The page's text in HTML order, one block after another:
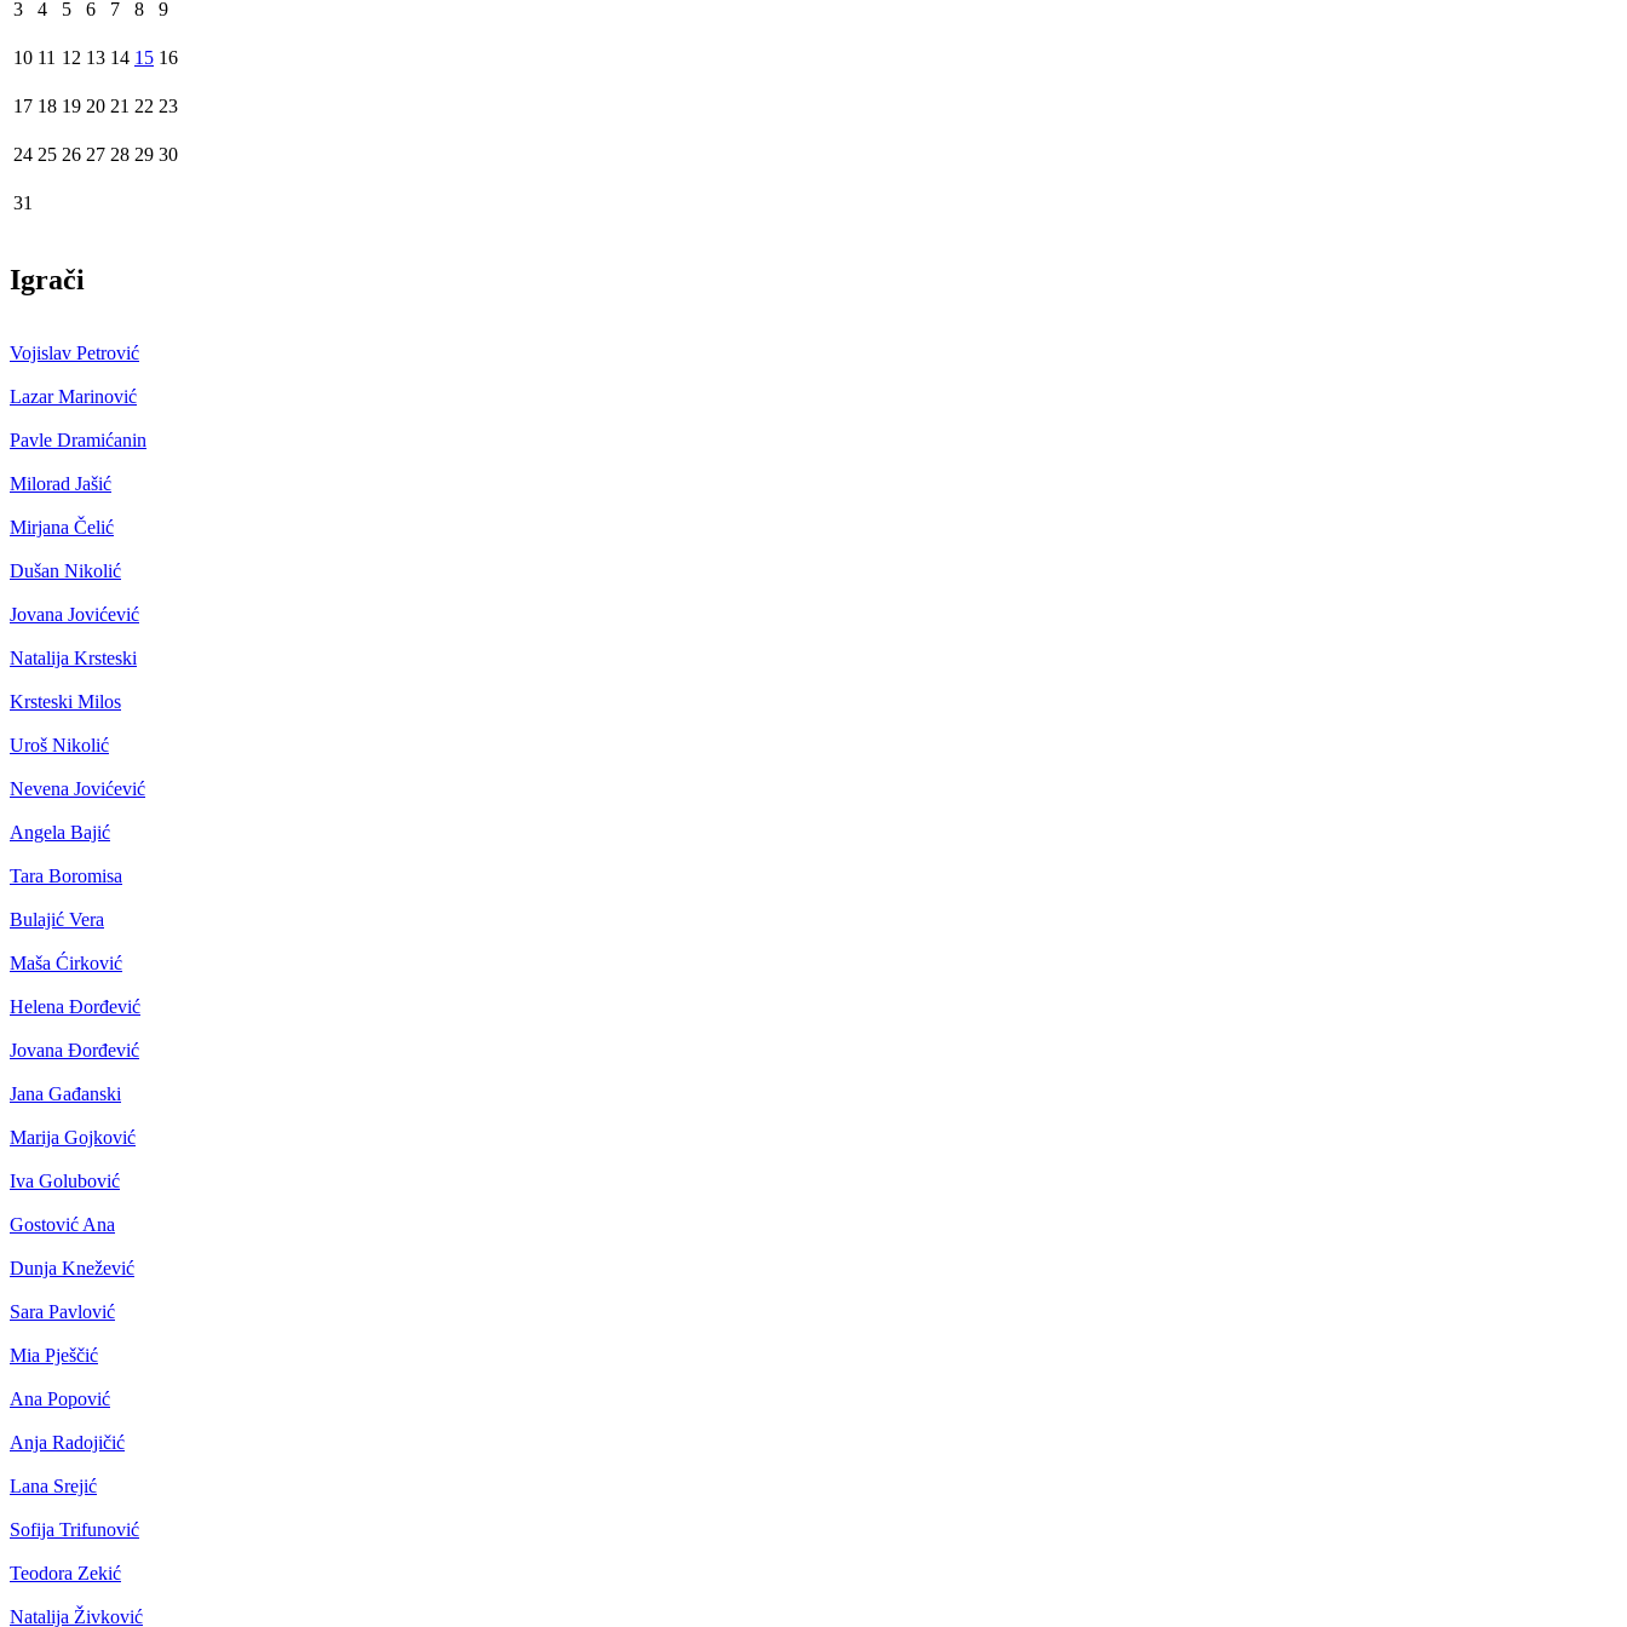
3 4 5 6 7 8 9
10 11 12 13 14 15 16
17 18 19 20 21 22 23
24 25 26 27 28 29 30
31
Igrači
Vojislav Petrović
Lazar Marinović
Pavle Dramićanin
Milorad Jašić
Mirjana Čelić
Dušan Nikolić
Jovana Jovićević
Natalija Krsteski
Krsteski Milos
Uroš Nikolić
Nevena Jovićević
Angela Bajić
Tara Boromisa
Bulajić Vera
Maša Ćirković
Helena Đorđević
Jovana Đorđević
Jana Gađanski
Marija Gojković
Iva Golubović
Gostović Ana
Dunja Knežević
Sara Pavlović
Mia Pješčić
Ana Popović
Anja Radojičić
Lana Srejić
Sofija Trifunović
Teodora Zekić
Natalija Živković